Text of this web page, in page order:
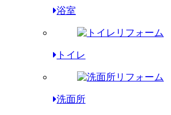
浴室
トイレ
洗面所